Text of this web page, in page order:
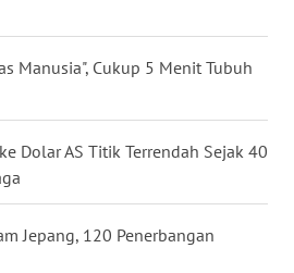
Manusia", Cukup 5 Menit Tubuh
Dolar AS Titik Terrendah Sejak 40
Jepang, 120 Penerbangan